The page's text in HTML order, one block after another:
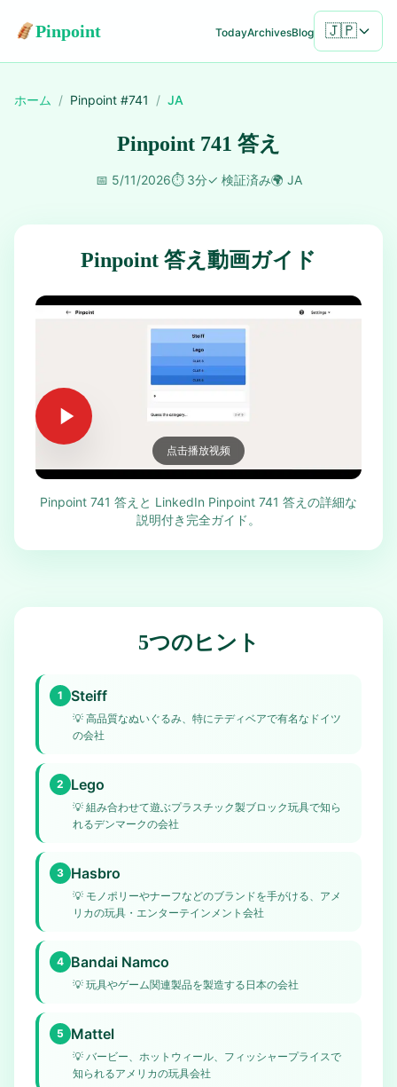
Pinpoint TodayArchivesBlog 🇯🇵
ホーム / Pinpoint #741 / JA
Pinpoint 741 答え
📅 5/11/2026⏱️ 3分✓ 検証済み🌍 JA
Pinpoint 答え動画ガイド
点击播放视频
Pinpoint 741 答えと LinkedIn Pinpoint 741 答えの詳細な
説明付き完全ガイド。
5つのヒント
1 Steiff
💡 高品質なぬいぐるみ、特にテディベアで有名なドイツ
の会社
2 Lego
💡 組み合わせて遊ぶプラスチック製ブロック玩具で知ら
れるデンマークの会社
3 Hasbro
💡 モノポリーやナーフなどのブランドを手がける、アメ
リカの玩具・エンターテインメント会社
4 Bandai Namco
💡 玩具やゲーム関連製品を製造する日本の会社
5 Mattel
💡 バービー、ホットウィール、フィッシャープライスで
知られるアメリカの玩具会社